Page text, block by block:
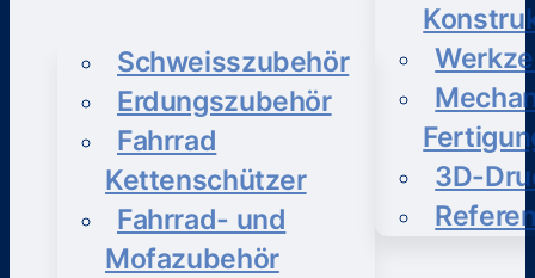
Schweisszubehör
Erdungszubehör
Fahrrad
Kettenschützer
Fahrrad- und
Mofazubehör
3D-